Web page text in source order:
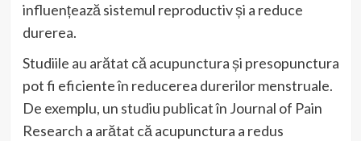
influențează sistemul reproductiv și a reduce
durerea.
Studiile au arătat că acupunctura și presopunctura
pot fi eficiente în reducerea durerilor menstruale.
De exemplu, un studiu publicat în Journal of Pain
Research a arătat că acupunctura a redus